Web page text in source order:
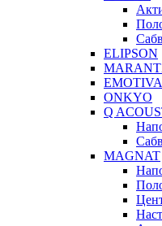
ELIPSON
EMOTIVA
ONKYO
Q
MAGNAT